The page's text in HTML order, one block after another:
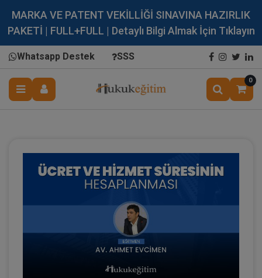
MARKA VE PATENT VEKİLLİĞİ SINAVINA HAZIRLIK
PAKETİ | FULL+FULL | Detaylı Bilgi Almak İçin Tıklayın
Whatsapp Destek SSS
0